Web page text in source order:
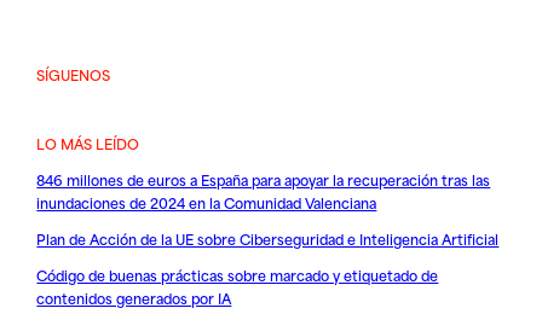
SÍGUENOS
LO MÁS LEÍDO
846 millones de euros a España para apoyar la recuperación tras las
inundaciones de 2024 en la Comunidad Valenciana
Plan de Acción de la UE sobre Ciberseguridad e Inteligencia Artificial
Código de buenas prácticas sobre marcado y etiquetado de
contenidos generados por IA